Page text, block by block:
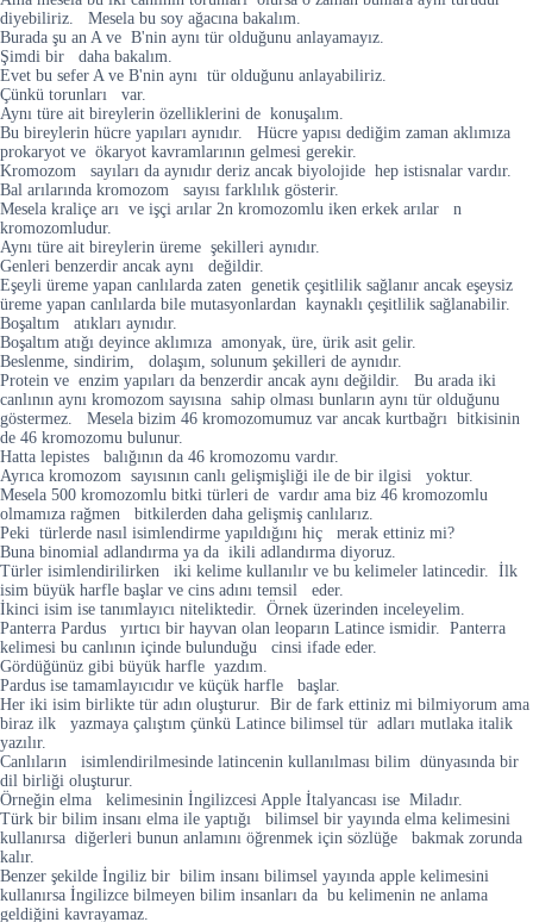
diyebiliriz. Mesela bu soy ağacına bakalım.
Burada şu an A ve B'nin aynı tür olduğunu anlayamayız.
Şimdi bir daha bakalım.
Evet bu sefer A ve B'nin aynı tür olduğunu anlayabiliriz.
Çünkü torunları var.
Aynı türe ait bireylerin özelliklerini de konuşalım.
Bu bireylerin hücre yapıları aynıdır. Hücre yapısı dediğim zaman aklımıza
prokaryot ve ökaryot kavramlarının gelmesi gerekir.
Kromozom sayıları da aynıdır deriz ancak biyolojide hep istisnalar vardır.
Bal arılarında kromozom sayısı farklılık gösterir.
Mesela kraliçe arı ve işçi arılar 2n kromozomlu iken erkek arılar n
kromozomludur.
Aynı türe ait bireylerin üreme şekilleri aynıdır.
Genleri benzerdir ancak aynı değildir.
Eşeyli üreme yapan canlılarda zaten genetik çeşitlilik sağlanır ancak eşeysiz
üreme yapan canlılarda bile mutasyonlardan kaynaklı çeşitlilik sağlanabilir.
Boşaltım atıkları aynıdır.
Boşaltım atığı deyince aklımıza amonyak, üre, ürik asit gelir.
Beslenme, sindirim, dolaşım, solunum şekilleri de aynıdır.
Protein ve enzim yapıları da benzerdir ancak aynı değildir. Bu arada iki
canlının aynı kromozom sayısına sahip olması bunların aynı tür olduğunu
göstermez. Mesela bizim 46 kromozomumuz var ancak kurtbağrı bitkisinin
de 46 kromozomu bulunur.
Hatta lepistes balığının da 46 kromozomu vardır.
Ayrıca kromozom sayısının canlı gelişmişliği ile de bir ilgisi yoktur.
Mesela 500 kromozomlu bitki türleri de vardır ama biz 46 kromozomlu
olmamıza rağmen bitkilerden daha gelişmiş canlılarız.
Peki türlerde nasıl isimlendirme yapıldığını hiç merak ettiniz mi?
Buna binomial adlandırma ya da ikili adlandırma diyoruz.
Türler isimlendirilirken iki kelime kullanılır ve bu kelimeler latincedir. İlk
isim büyük harfle başlar ve cins adını temsil eder.
İkinci isim ise tanımlayıcı niteliktedir. Örnek üzerinden inceleyelim.
Panterra Pardus yırtıcı bir hayvan olan leoparın Latince ismidir. Panterra
kelimesi bu canlının içinde bulunduğu cinsi ifade eder.
Gördüğünüz gibi büyük harfle yazdım.
Pardus ise tamamlayıcıdır ve küçük harfle başlar.
Her iki isim birlikte tür adın oluşturur. Bir de fark ettiniz mi bilmiyorum ama
biraz ilk yazmaya çalıştım çünkü Latince bilimsel tür adları mutlaka italik
yazılır.
Canlıların isimlendirilmesinde latincenin kullanılması bilim dünyasında bir
dil birliği oluşturur.
Örneğin elma kelimesinin İngilizcesi Apple İtalyancası ise Miladır.
Türk bir bilim insanı elma ile yaptığı bilimsel bir yayında elma kelimesini
kullanırsa diğerleri bunun anlamını öğrenmek için sözlüğe bakmak zorunda
kalır.
Benzer şekilde İngiliz bir bilim insanı bilimsel yayında apple kelimesini
kullanırsa İngilizce bilmeyen bilim insanları da bu kelimenin ne anlama
geldiğini kavrayamaz.